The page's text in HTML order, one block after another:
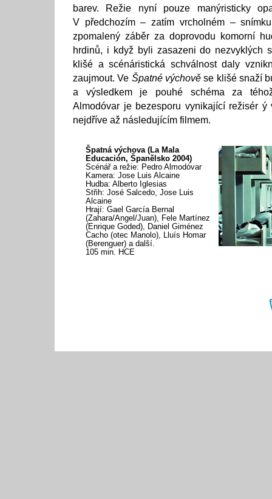
barev. Režie nyní pouze manýristicky
V předchozím – zatím vrcholném –
zpomalený záběr za doprovodu komorní
hrdinů, i když byli zasazeni do nezvyklých
klišé a scénáristická schválnost daly
zaujmout. Ve Špatné výchově se klišé snaží
a výsledkem je pouhé schéma za
Almodóvar je bezesporu vynikající režisér
nejdříve až následujícím filmem.
Špatná výchova (La Mala
Educación, Španělsko 2004)
Scénář a režie: Pedro Almodóvar
Kamera: Jose Luis Alcaine
Hudba: Alberto Iglesias
Střih: José Salcedo, Jose Luis
Alcaine
Hrají: Gael García Bernal
(Zahara/Angel/Juan), Fele Martínez
(Enrique Goded), Daniel Giménez
Cacho (otec Manolo), Lluís Homar
(Berenguer) a další.
105 min. HCE